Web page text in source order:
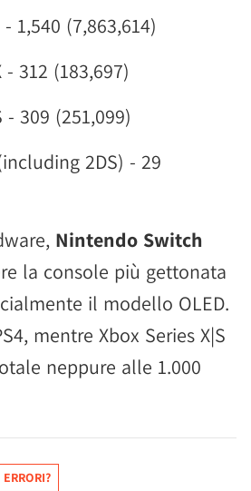
1,540 (7,863,614)
- 312 (183,697)
- 309 (251,099)
2DS) - 29
Nintendo Switch
la console più gettonata
il modello OLED.
mentre Xbox Series X|S
neppure alle 1.000